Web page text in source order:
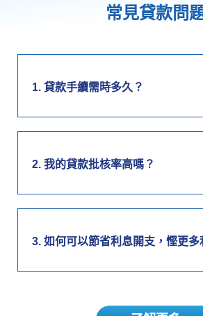
常見貸款問
1. 貸款手續需時多久？
2. 我的貸款批核率高嗎？
3. 如何可以節省利息開支，慳更多